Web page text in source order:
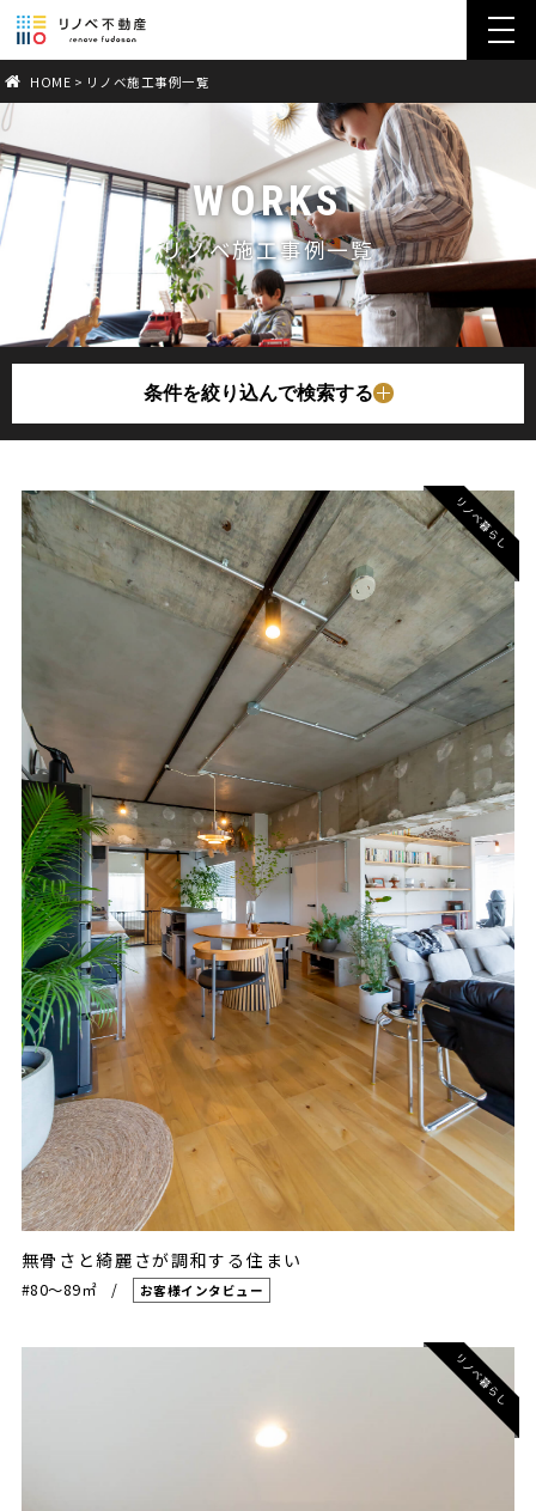
HOME > リノベ施工事例一覧
WORKS
リノベ施工事例一覧
条件を絞り込んで検索する
リノベ暮らし
無骨さと綺麗さが調和する住まい
#80〜89㎡ お客様インタビュー
リノベ暮らし